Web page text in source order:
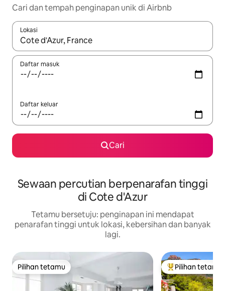
Cari dan tempah penginapan unik di Airbnb
Lokasi
Apabila hasil tersedia, navigasi dengan kekunci anak panah
Daftar masuk
Daftar keluar
Cari
Sewaan percutian berpenarafan tinggi
di Cote d'Azur
Tetamu bersetuju: penginapan ini mendapat
penarafan tinggi untuk lokasi, kebersihan dan banyak
lagi.
Pilihan tetamu
Pilihan tetamu Pilihan utama
Pilihan tetamu